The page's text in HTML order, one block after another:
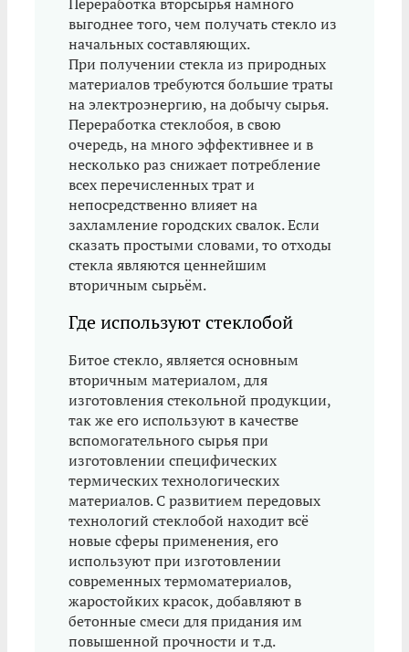
выгоднее того, чем получать стекло из
начальных составляющих.
При получении стекла из природных
материалов требуются большие траты
на электроэнергию, на добычу сырья.
Переработка стеклобоя, в свою
очередь, на много эффективнее и в
несколько раз снижает потребление
всех перечисленных трат и
непосредственно влияет на
захламление городских свалок. Если
сказать простыми словами, то отходы
стекла являются ценнейшим
вторичным сырьём.
Где используют стеклобой
Битое стекло, является основным
вторичным материалом, для
изготовления стекольной продукции,
так же его используют в качестве
вспомогательного сырья при
изготовлении специфических
термических технологических
материалов. С развитием передовых
технологий стеклобой находит всё
новые сферы применения, его
используют при изготовлении
современных термоматериалов,
жаростойких красок, добавляют в
бетонные смеси для придания им
повышенной прочности и т.д.